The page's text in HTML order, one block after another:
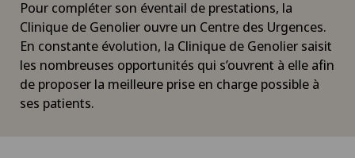
Pour compléter son éventail de prestations, la
Clinique de Genolier ouvre un Centre des Urgences.
En constante évolution, la Clinique de Genolier saisit
les nombreuses opportunités qui s’ouvrent à elle afin
de proposer la meilleure prise en charge possible à
ses patients.